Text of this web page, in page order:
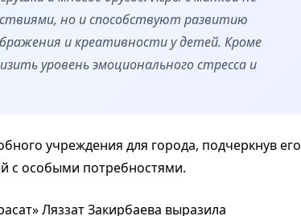
но и способствуют развитию
и креативности у детей. Кроме
уровень эмоционального стресса и
учреждения для города, подчеркнув его
с особыми потребностями.
Ляззат Закирбаева выразила